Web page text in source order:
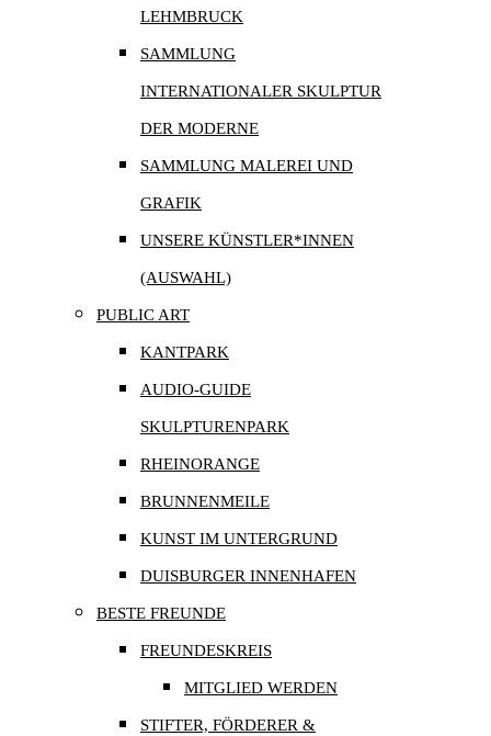
LEHMBRUCK
SAMMLUNG
INTERNATIONALER SKULPTUR
DER MODERNE
SAMMLUNG MALEREI UND
GRAFIK
UNSERE KÜNSTLER*INNEN
(AUSWAHL)
PUBLIC ART
KANTPARK
AUDIO-GUIDE
SKULPTURENPARK
RHEINORANGE
BRUNNENMEILE
KUNST IM UNTERGRUND
DUISBURGER INNENHAFEN
BESTE FREUNDE
FREUNDESKREIS
MITGLIED WERDEN
STIFTER, FÖRDERER &